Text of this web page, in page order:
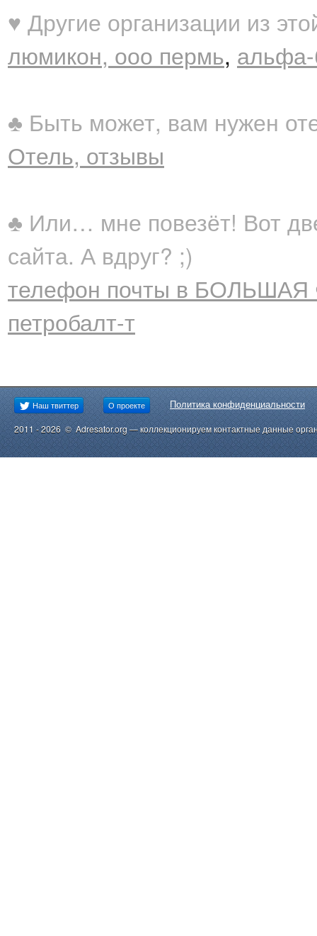
♥ Другие организации из
люмикон, ооо пермь, альфа-
♣ Быть может, вам нужен
Отель, отзывы
♣ Или… мне повезёт! Вот
сайта. А вдруг? ;)
телефон почты в
петробалт-т
Наш твиттер О проекте Политика конфиденциальности
2011 - 2026 © Adresator.org — коллекционируем контактные данные